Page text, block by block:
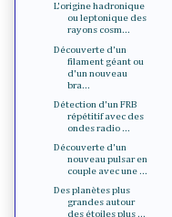
L'origine hadronique
ou leptonique des
rayons cosm...
Découverte d'un
filament géant ou
d'un nouveau
bra...
Détection d'un FRB
répétitif avec des
ondes radio ...
Découverte d'un
nouveau pulsar en
couple avec une ...
Des planètes plus
grandes autour
des étoiles plus ...